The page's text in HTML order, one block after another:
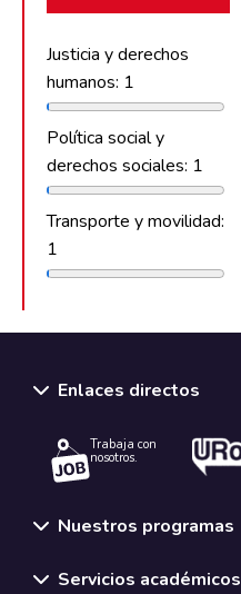
Justicia y derechos
humanos: 1
Política social y
derechos sociales: 1
Transporte y movilidad:
1
Enlaces directos
Trabaja con
nosotros.
Nuestros programas
Servicios académicos